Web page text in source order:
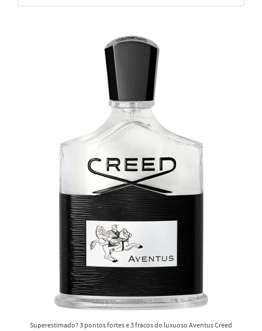
Superestimado? 3 pontos fortes e 3 fracos do luxuoso Aventus Creed